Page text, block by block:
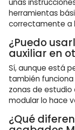
unas
herramientas
correctamente a
¿Puedo
auxiliar en
Sí, aunque está
también
zonas de estudio
modular lo hace
¿Qué